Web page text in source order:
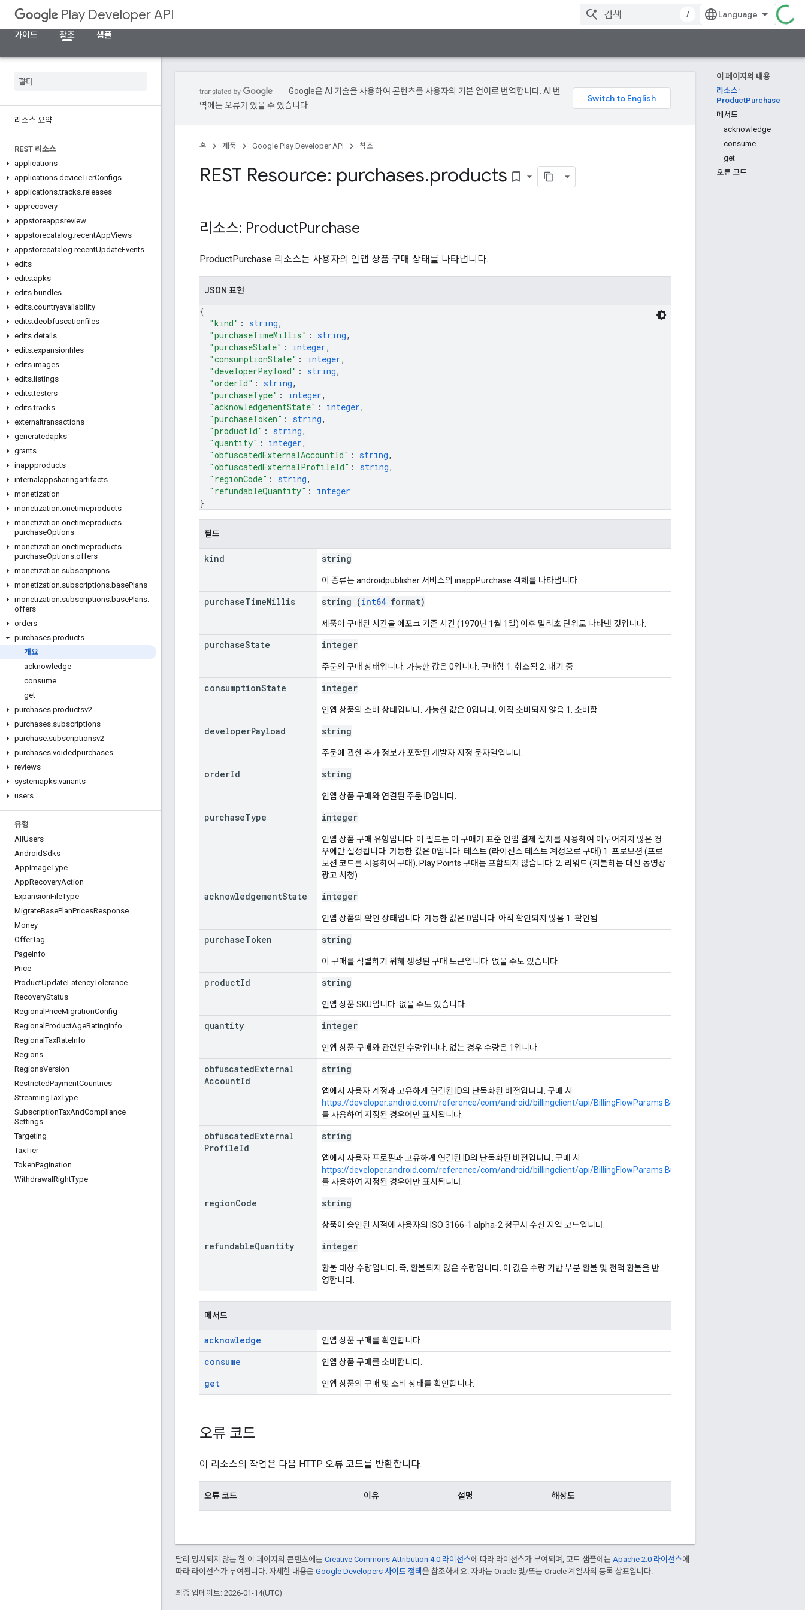
Play Developer API
/
가이드
참조 샘플
리소스 요약
REST 리소스
applications
applications.deviceTierConfigs
applications.tracks.releases
apprecovery
appstoreappsreview
appstorecatalog.recentAppViews
appstorecatalog.recentUpdateEvents
edits
edits.apks
edits.bundles
edits.countryavailability
edits.deobfuscationfiles
edits.details
edits.expansionfiles
edits.images
edits. listings
edits.testers
edits.tracks
externaltransactions
generatedapks
grants
inappproducts
internalappsharingartifacts
monetization
monetization.onetimeproducts
monetization.onetimeproducts.
purchaseOptions
monetization.onetimeproducts.
purchaseOptions.offers
monetization.subscriptions
monetization.subscriptions.basePlans
monetization.subscriptions.basePlans.
offers
orders
purchases.products
개요
acknowledge
consume
get
purchases.productsv2
purchases.subscriptions
purchase.subscriptionsv2
purchases.voidedpurchases
reviews
systemapks.variants
users
유형
All Users
AndroidSdks
AppImageType
AppRecoveryAction
ExpansionFileType
MigrateBasePlanPricesResponse
Money
OfferTag
PageInfo
Price
ProductUpdateLatencyTolerance
RecoveryStatus
Regional PriceMigrationConfig
Regional ProductAgeRatingInfo
RegionalTaxRateInfo
Regions
RegionsVersion
RestrictedPaymentCountries
StreamingTaxType
SubscriptionTaxAndCompliance
Settings
Targeting
TaxTier
TokenPagination
Withdrawal RightType
이 페이지의 내용
리소스:
ProductPurchase
메서드
acknowledge
consume
get
오류 코드
Google은 AI 기술을 사용하여 콘텐츠를 사용자의 기본 언어로 번역합니다. AI 번
역에는 오류가 있을 수 있습니다.
홈 제품 Google Play Developer API 참조
REST Resource: purchases.products bookmark_border
리소스: ProductPurchase
ProductPurchase 리소스는 사용자의 인앱 상품 구매 상태를 나타냅니다.
JSON 표현
{
"kind" : string,
"purchaseTimeMillis" : string,
"purchaseState" : integer,
"consumptionState" : integer,
"developerPayload" : string,
"orderId" : string,
"purchaseType" : integer,
"acknowledgementState" : integer,
"purchaseToken" : string,
"productId" : string,
"quantity" : integer,
"obfuscatedExternalAccountId" : string,
"obfuscatedExternalProfileId" : string,
"regionCode" : string,
"refundableQuantity" : integer
}
필드
kind string
이 종류는 androidpublisher 서비스의 inappPurchase 객체를 나타냅니다.
purchaseTimeMillis string (int64 format)
제품이 구매된 시간을 에포크 기준 시간 (1970년 1월 1일) 이후 밀리초 단위로 나타낸 것입니다.
purchaseState integer
주문의 구매 상태입니다. 가능한 값은 0입니다. 구매함 1. 취소됨 2. 대기 중
consumptionState integer
인앱 상품의 소비 상태입니다. 가능한 값은 0입니다. 아직 소비되지 않음 1. 소비함
developerPayload string
주문에 관한 추가 정보가 포함된 개발자 지정 문자열입니다.
orderId string
인앱 상품 구매와 연결된 주문 ID입니다.
purchaseType integer
인앱 상품 구매 유형입니다. 이 필드는 이 구매가 표준 인앱 결제 절차를 사용하여 이루어지지 않은 경
우에만 설정됩니다. 가능한 값은 0입니다. 테스트 (라이선스 테스트 계정으로 구매) 1. 프로모션 (프로
모션 코드를 사용하여 구매). Play Points 구매는 포함되지 않습니다. 2. 리워드 (지불하는 대신 동영상
광고 시청)
acknowledgementState integer
인앱 상품의 확인 상태입니다. 가능한 값은 0입니다. 아직 확인되지 않음 1. 확인됨
purchaseToken string
이 구매를 식별하기 위해 생성된 구매 토큰입니다. 없을 수도 있습니다.
productId string
인앱 상품 SKU입니다. 없을 수도 있습니다.
quantity integer
인앱 상품 구매와 관련된 수량입니다. 없는 경우 수량은 1입니다.
obfuscatedExternal
AccountId
string
앱에서 사용자 계정과 고유하게 연결된 ID의 난독화된 버전입니다. 구매 시
https://developer.android.com/reference/com/android/billingclient/api/BillingFlowParams.Builder#setobfuscatedaccountid
를 사용하여 지정된 경우에만 표시됩니다.
obfuscatedExternal
ProfileId
string
앱에서 사용자 프로필과 고유하게 연결된 ID의 난독화된 버전입니다. 구매 시
https://developer.android.com/reference/com/android/billingclient/api/BillingFlowParams.Builder#setobfuscatedprofileid
를 사용하여 지정된 경우에만 표시됩니다.
regionCode string
상품이 승인된 시점에 사용자의 ISO 3166-1 alpha-2 청구서 수신 지역 코드입니다.
refundableQuantity integer
환불 대상 수량입니다. 즉, 환불되지 않은 수량입니다. 이 값은 수량 기반 부분 환불 및 전액 환불을 반
영합니다.
메서드
acknowledge 인앱 상품 구매를 확인합니다.
consume 인앱 상품 구매를 소비합니다.
get 인앱 상품의 구매 및 소비 상태를 확인합니다.
오류 코드
이 리소스의 작업은 다음 HTTP 오류 코드를 반환합니다.
오류 코드 이유 설명 해상도
달리 명시되지 않는 한 이 페이지의 콘텐츠에는 Creative Commons Attribution 4.0 라이선스에 따라 라이선스가 부여되며, 코드 샘플에는 Apache 2.0 라이선스에
따라 라이선스가 부여됩니다. 자세한 내용은 Google Developers 사이트 정책을 참조하세요. 자바는 Oracle 및/또는 Oracle 계열사의 등록 상표입니다.
최종 업데이트: 2026-01-14(UTC)